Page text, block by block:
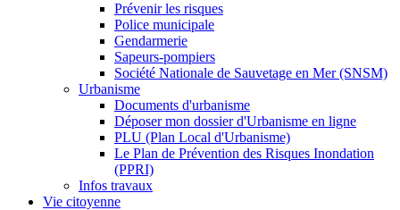
Prévenir les risques
Police municipale
Gendarmerie
Sapeurs-pompiers
Société Nationale de Sauvetage en Mer (SNSM)
Urbanisme
Documents d'urbanisme
Déposer mon dossier d'Urbanisme en ligne
PLU (Plan Local d'Urbanisme)
Le Plan de Prévention des Risques Inondation
(PPRI)
Infos travaux
Vie citoyenne